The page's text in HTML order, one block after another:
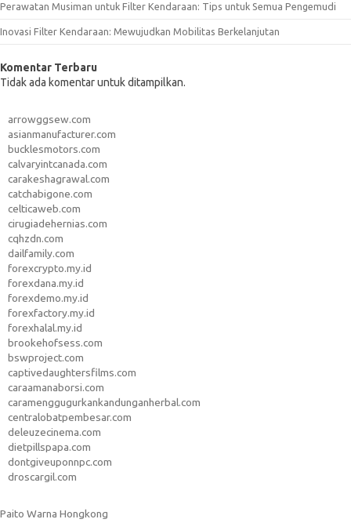
Perawatan Musiman untuk Filter Kendaraan: Tips untuk Semua Pengemudi
Inovasi Filter Kendaraan: Mewujudkan Mobilitas Berkelanjutan
Komentar Terbaru
Tidak ada komentar untuk ditampilkan.
arrowggsew.com
asianmanufacturer.com
bucklesmotors.com
calvaryintcanada.com
carakeshagrawal.com
catchabigone.com
celticaweb.com
cirugiadehernias.com
cqhzdn.com
dailfamily.com
forexcrypto.my.id
forexdana.my.id
forexdemo.my.id
forexfactory.my.id
forexhalal.my.id
brookehofsess.com
bswproject.com
captivedaughtersfilms.com
caraamanaborsi.com
caramenggugurkankandunganherbal.com
centralobatpembesar.com
deleuzecinema.com
dietpillspapa.com
dontgiveuponnpc.com
droscargil.com
Paito Warna Hongkong